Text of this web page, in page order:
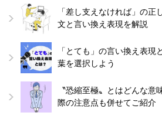
「差し支えなければ」の正
文と言い換え表現を解説
「とても」の言い換え表現
葉を選択しよう
〝恐縮至極〟とはどんな意
際の注意点も併せてご紹介